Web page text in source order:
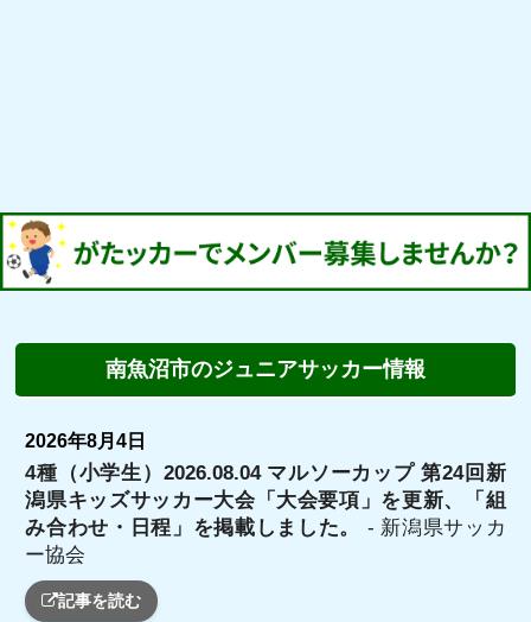
南魚沼市のジュニアサッカー情報
2026年8月4日
4種（小学生）2026.08.04 マルソーカップ 第24回新
潟県キッズサッカー大会「大会要項」を更新、「組
み合わせ・日程」を掲載しました。 - 新潟県サッカ
ー協会
記事を読む